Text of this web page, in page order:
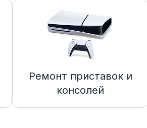
Ремонт приставок и
консолей